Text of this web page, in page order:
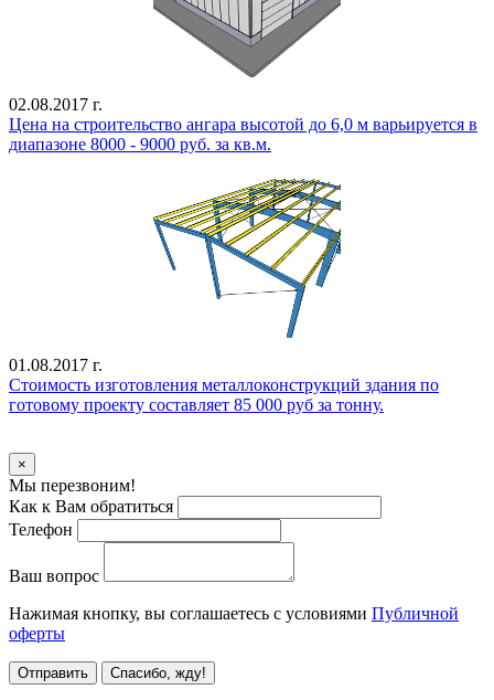
02.08.2017 г.
Цена на строительство ангара высотой до 6,0 м варьируется в
диапазоне 8000 - 9000 руб. за кв.м.
01.08.2017 г.
Стоимость изготовления металлоконструкций здания по
готовому проекту составляет 85 000 руб за тонну.
×
Мы перезвоним!
Как к Вам обратиться
Телефон
Ваш вопрос
Нажимая кнопку, вы соглашаетесь с условиями Публичной
оферты
Отправить Спасибо, жду!